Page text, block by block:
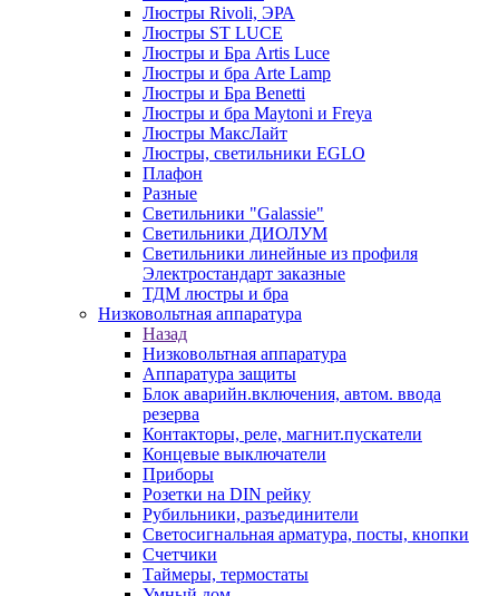
Люстры Rivoli, ЭРА
Люстры ST LUCE
Люстры и Бра Artis Luce
Люстры и бра Arte Lamp
Люстры и Бра Benetti
Люстры и бра Maytoni и Freya
Люстры МаксЛайт
Люстры, светильники EGLO
Плафон
Разные
Светильники "Galassie"
Светильники ДИОЛУМ
Светильники линейные из профиля
Электростандарт заказные
ТДМ люстры и бра
Низковольтная аппаратура
Назад
Низковольтная аппаратура
Аппаратура защиты
Блок аварийн.включения, автом. ввода
резерва
Контакторы, реле, магнит.пускатели
Концевые выключатели
Приборы
Розетки на DIN рейку
Рубильники, разъединители
Светосигнальная арматура, посты, кнопки
Счетчики
Таймеры, термостаты